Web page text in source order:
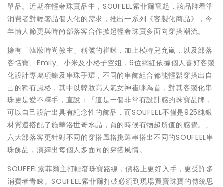
單品。近期在輕奢珠寶品中，SOUFEEL索菲爾竄起，該品牌看準
消費者對輕奢品個人化的需求，推出一系列《客製化商品》，今
年情人節更與時尚部落客合作掀起輕奢珠寶多面向穿搭潮流。
擁有「韓妝時尚教主」稱號的崔咪，加上模特兒允嵐，以及部落
客恬寶、Emily、小米及小格子空姐，6位網紅依據個人喜好客製
化設計專屬項鍊及串珠手環，不同的串飾組合都能輕鬆穿搭出自
己的獨有風格，其中以韓妝高人氣女神崔咪為首，對其客製化串
珠更是愛不釋手，直說：「這是一個非常有設計感的珠寶品牌，
可以自己設計出具有紀念性的飾品，而SOUFEEL不僅是925純銀
材質還搭配了施華洛世奇水晶，買的時候有物超所值的感覺。」
六大部落客更針對不同的穿搭風格挑選串搭出不同的SOUFEEL串
珠飾品，演繹出每個人多面向的穿搭風情。
SOUFEEL索菲爾主打輕奢珠寶路線，價格上更好入手，更受許多
消費者青睞。SOUFEEL索菲爾打破必須到現場買賣珠寶的傳統思